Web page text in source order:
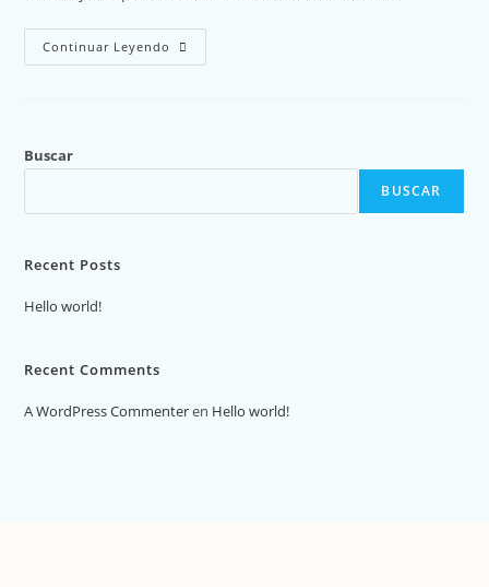
Continuar Leyendo
Buscar
BUSCAR
Recent Posts
Hello world!
Recent Comments
A WordPress Commenteren Hello world!